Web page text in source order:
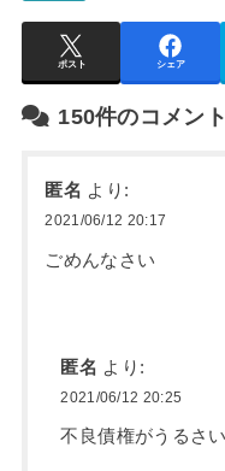
ポスト シェア
150件のコメント
匿名 より:
2021/06/12 20:17
ごめんなさい
匿名 より:
2021/06/12 20:25
不良債権がうるさ